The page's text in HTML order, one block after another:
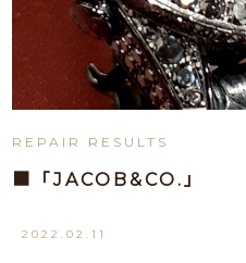
REPAIR RESULTS
■「JACOB&CO.」
2022.02.11